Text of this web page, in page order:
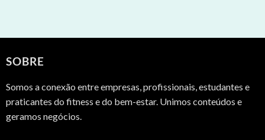
SOBRE
Somos a conexão entre empresas, profissionais, estudantes e
praticantes do fitness e do bem-estar. Unimos conteúdos e
geramos negócios.